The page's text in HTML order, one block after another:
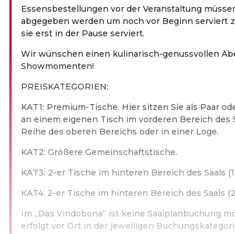
Essensbestellungen vor der Veranstaltung
abgegeben werden um noch vor Beginn serviert
sie erst in der Pause serviert.
Wir wünschen einen kulinarisch-genussvollen
Showmomenten!
PREIS­KA­TE­GO­RIEN:
KAT1: Premium-Tische. Hier sitzen Sie als Paar
an einem eigenen Tisch im vorderen Bereich des
Reihe des oberen Bereichs oder in einer Loge.
KAT2: Größere Gemeinschaftstische.
KAT3: 2‑er Tische im hinteren Bereich des Saals
KAT4: 2‑er Tische im hinteren Bereich des Saals
Im „Das Vindobona“ ist keine Saalplanbuchung
erfolgt vor Ort in der jeweiligen